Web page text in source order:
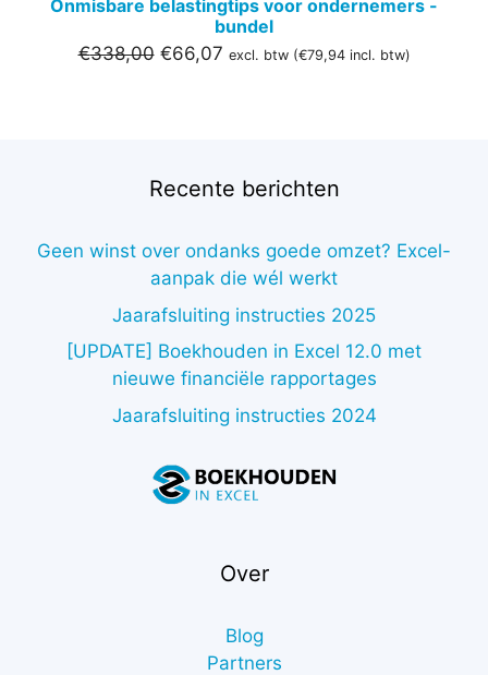
Onmisbare belastingtips voor ondernemers -
bundel
€338,00 Oorspronkelijke
€66,07Huidige
excl. btw (€79,94incl. btw)
Recente berichten
Geen winst over ondanks goede omzet? Excel-
aanpak die wél werkt
Jaarafsluiting instructies 2025
[UPDATE] Boekhouden in Excel 12.0 met
nieuwe financiële rapportages
Jaarafsluiting instructies 2024
Over
Blog
Partners